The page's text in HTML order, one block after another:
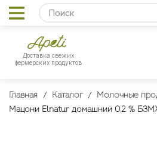
Доставка свежих
фермерских продуктов
Главная Каталог
Молочные
Мацони Elnatur домашний 0,2 %